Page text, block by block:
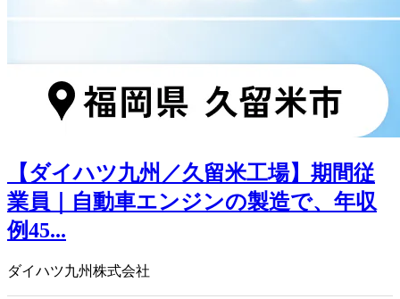
【ダイハツ九州／久留米工場】期間従
業員｜自動車エンジンの製造で、年収
例45...
ダイハツ九州株式会社